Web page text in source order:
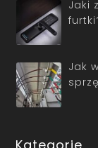
Jaki
Jak